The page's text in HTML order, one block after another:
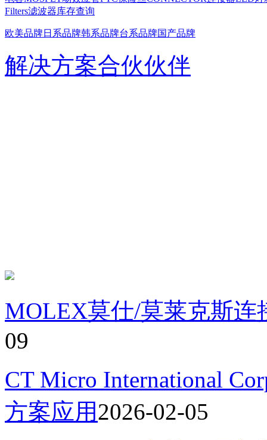
Filters滤波器库存查询
欧美品牌日系品牌韩系品牌台系品牌国产品牌
解决方案合伙伙伴
MOLEX莫仕/莫莱克斯连
09
CT Micro International
方案应用2026-02-05